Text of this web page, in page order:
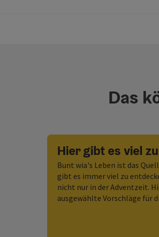
Das
Hier gibt es viel
Bunt wia's Leben ist das
gibt es immer viel zu
nicht nur in der Adventzeit.
ausgewählte Vorschläge für